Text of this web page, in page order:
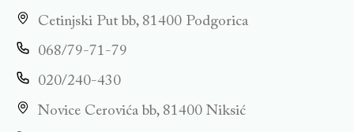
Cetinjski Put bb, 81400 Podgorica
068/79-71-79
020/240-430
Novice Cerovića bb, 81400 Niksić